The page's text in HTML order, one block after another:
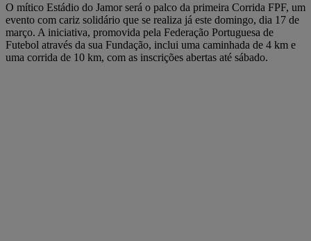
O mítico Estádio do Jamor será o palco da primeira Corrida FPF, um
evento com cariz solidário que se realiza já este domingo, dia 17 de
março. A iniciativa, promovida pela Federação Portuguesa de
Futebol através da sua Fundação, inclui uma caminhada de 4 km e
uma corrida de 10 km, com as inscrições abertas até sábado.